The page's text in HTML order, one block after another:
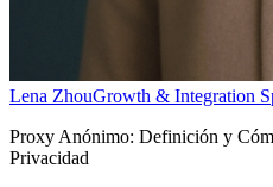
Lena ZhouGrowth & Integration
Proxy Anónimo: Definición y
Privacidad